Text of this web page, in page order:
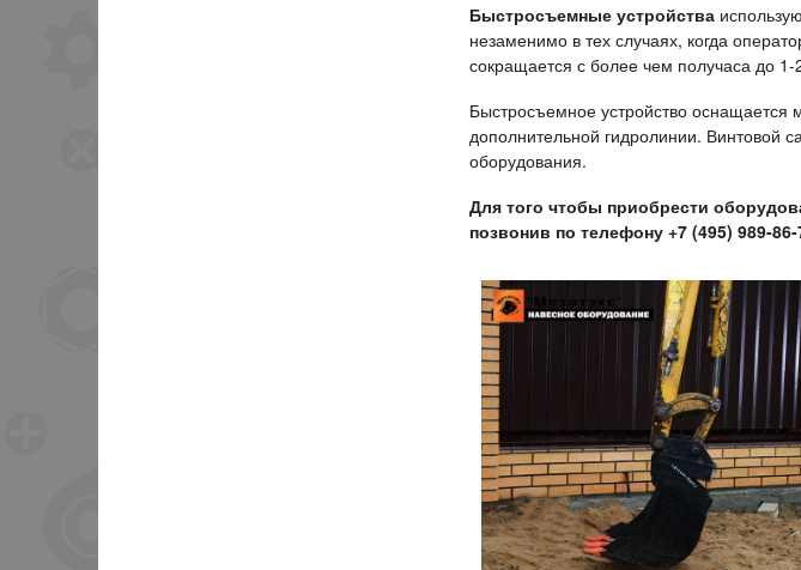
Быстросъемные устройства
незаменимо в тех случаях, когда
сокращается с более чем получаса до 1-
Быстросъемное устройство оснащается
дополнительной гидролинии. Винтовой
оборудования.
Для того чтобы приобрести
позвонив по телефону +7 (495) 989-86-